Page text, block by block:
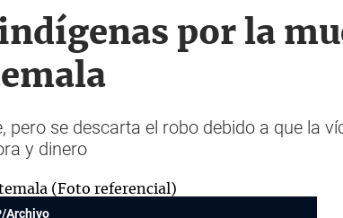
por la
pero se descarta el robo debido a que la
y dinero
Archivo